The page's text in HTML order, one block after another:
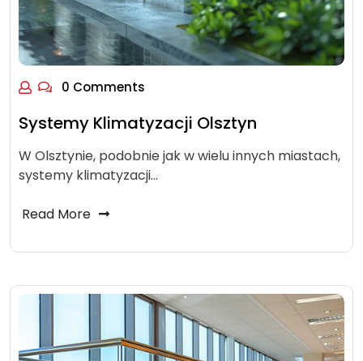
0 Comments
Systemy Klimatyzacji Olsztyn
W Olsztynie, podobnie jak w wielu innych miastach,
systemy klimatyzacji…
Read More